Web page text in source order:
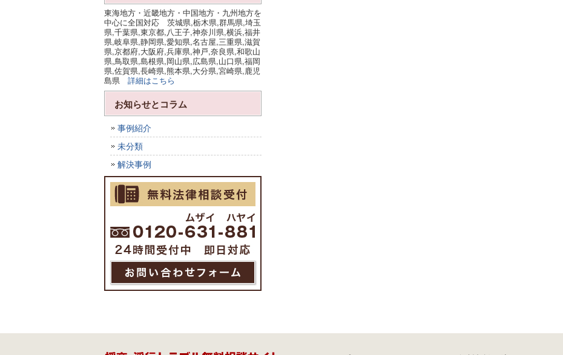
東海地方・近畿地方・中国地方・九州地方を
中心に全国対応 茨城県,栃木県,群馬県,埼玉
県,千葉県,東京都,八王子,神奈川県,横浜,福井
県,岐阜県,静岡県,愛知県,名古屋,三重県,滋賀
県,京都府,大阪府,兵庫県,神戸,奈良県,和歌山
県,鳥取県,島根県,岡山県,広島県,山口県,福岡
県,佐賀県,長崎県,熊本県,大分県,宮崎県,鹿児
島県 詳細はこちら
お知らせとコラム
事例紹介
未分類
解決事例